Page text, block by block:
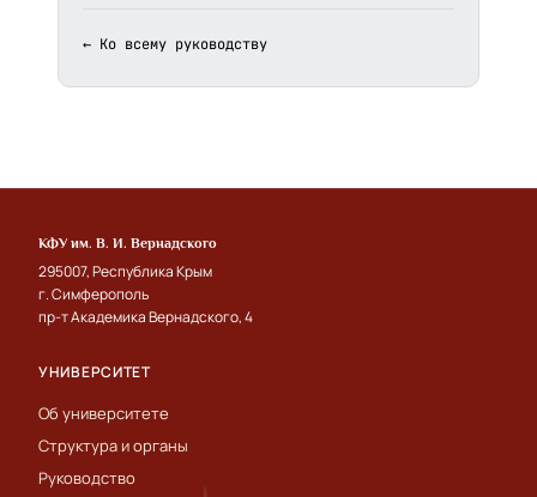
← Ко всему руководству
КФУ им. В. И. Вернадского
295007, Республика Крым
г. Симферополь
пр-т Академика Вернадского, 4
УНИВЕРСИТЕТ
Об университете
Структура и органы
Руководство